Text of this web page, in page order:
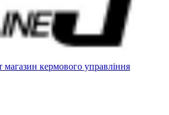
магазин кермового управління